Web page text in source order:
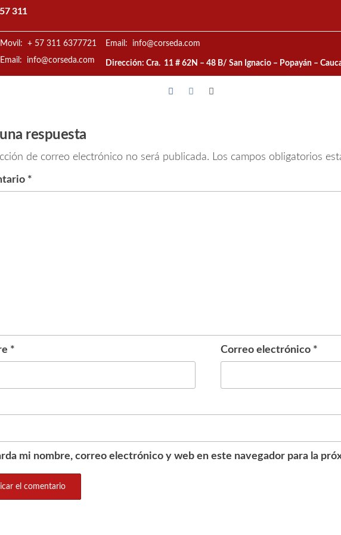
311
Movil: + 57 311 6377721
Email: info@corseda.com
Email: info@corseda.com
Dirección: Cra. 11 # 62N – 48 B/ San Ignacio – Popayán –
respuesta
de correo electrónico no será publicada. Los campos obligatorios
*
* Correo electrónico *
mi nombre, correo electrónico y web en este navegador para la